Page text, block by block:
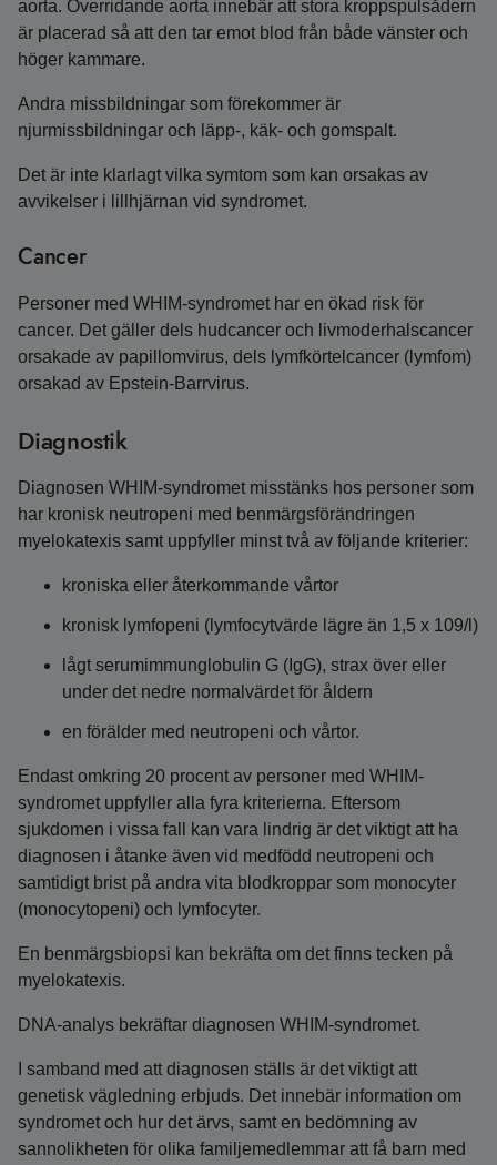
aorta. Överridande aorta innebär att stora kroppspulsådern
är placerad så att den tar emot blod från både vänster och
höger kammare.
Andra missbildningar som förekommer är
njurmissbildningar och läpp-, käk- och gomspalt.
Det är inte klarlagt vilka symtom som kan orsakas av
avvikelser i lillhjärnan vid syndromet.
Cancer
Personer med WHIM-syndromet har en ökad risk för
cancer. Det gäller dels hudcancer och livmoderhalscancer
orsakade av papillomvirus, dels lymfkörtelcancer (lymfom)
orsakad av Epstein-Barrvirus.
Diagnostik
Diagnosen WHIM-syndromet misstänks hos personer som
har kronisk neutropeni med benmärgsförändringen
myelokatexis samt uppfyller minst två av följande kriterier:
kroniska eller återkommande vårtor
kronisk lymfopeni (lymfocytvärde lägre än 1,5 x 109/l)
lågt serumimmunglobulin G (IgG), strax över eller
under det nedre normalvärdet för åldern
en förälder med neutropeni och vårtor.
Endast omkring 20 procent av personer med WHIM-
syndromet uppfyller alla fyra kriterierna. Eftersom
sjukdomen i vissa fall kan vara lindrig är det viktigt att ha
diagnosen i åtanke även vid medfödd neutropeni och
samtidigt brist på andra vita blodkroppar som monocyter
(monocytopeni) och lymfocyter.
En benmärgsbiopsi kan bekräfta om det finns tecken på
myelokatexis.
DNA-analys bekräftar diagnosen WHIM-syndromet.
I samband med att diagnosen ställs är det viktigt att
genetisk vägledning erbjuds. Det innebär information om
syndromet och hur det ärvs, samt en bedömning av
sannolikheten för olika familjemedlemmar att få barn med